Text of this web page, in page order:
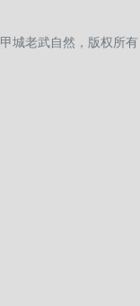
老武自然，版权所